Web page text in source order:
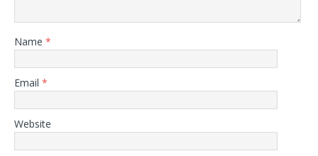
Name *
Email *
Website